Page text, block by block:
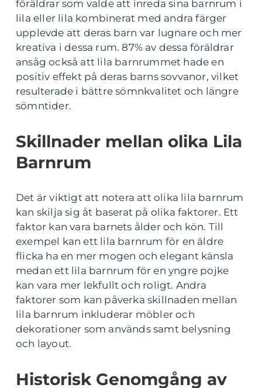
föräldrar som valde att inreda sina barnrum i
lila eller lila kombinerat med andra färger
upplevde att deras barn var lugnare och mer
kreativa i dessa rum. 87% av dessa föräldrar
ansåg också att lila barnrummet hade en
positiv effekt på deras barns sovvanor, vilket
resulterade i bättre sömnkvalitet och längre
sömntider.
Skillnader mellan olika Lila
Barnrum
Det är viktigt att notera att olika lila barnrum
kan skilja sig åt baserat på olika faktorer. Ett
faktor kan vara barnets ålder och kön. Till
exempel kan ett lila barnrum för en äldre
flicka ha en mer mogen och elegant känsla
medan ett lila barnrum för en yngre pojke
kan vara mer lekfullt och roligt. Andra
faktorer som kan påverka skillnaden mellan
lila barnrum inkluderar möbler och
dekorationer som används samt belysning
och layout.
Historisk Genomgång av